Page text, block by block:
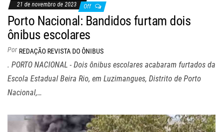
21 de novembro de 2023 Off
Porto Nacional: Bandidos furtam dois
ônibus escolares
Por REDAÇÃO REVISTA DO ÔNIBUS
. PORTO NACIONAL - Dois ônibus escolares acabaram furtados da
Escola Estadual Beira Rio, em Luzimangues, Distrito de Porto
Nacional,…